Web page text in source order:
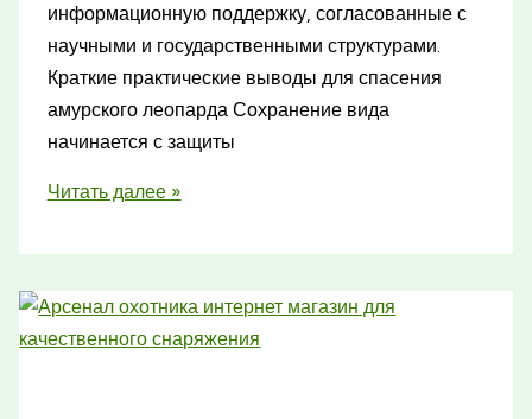
информационную поддержку, согласованные с
научными и государственными структурами.
Краткие практические выводы для спасения
амурского леопарда Сохранение вида
начинается с защиты
Земля
самую
редкую
Читать далее »